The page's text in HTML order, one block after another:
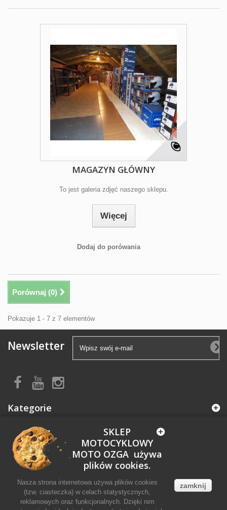
MAGAZYN GŁÓWNY
To jest galeria zdjęć naszego sklepu.
Więcej
Dodaj do porówania
Porównaj (0)
Pokazuje 1 - 7 z 7 elementów
Newsletter
Kategorie
Informacja
Moje konto
Informacja o sklepie
SKLEP
MOTOCYKLOWY
MOTO OZGA używa
plików cookies.
Nasza strona internetowa używa plików cookies
(tzw. ciasteczka) w celach statystycznych,
reklamowych oraz funkcjonalnych. Dzięki nim
zamknij